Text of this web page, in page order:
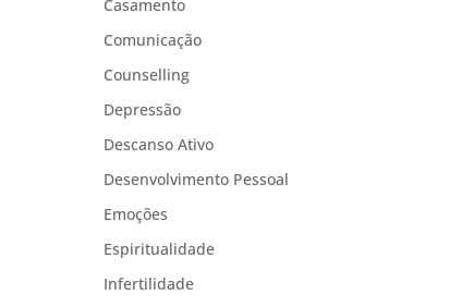
Casamento
Comunicação
Counselling
Depressão
Descanso Ativo
Desenvolvimento Pessoal
Emoções
Espiritualidade
Infertilidade